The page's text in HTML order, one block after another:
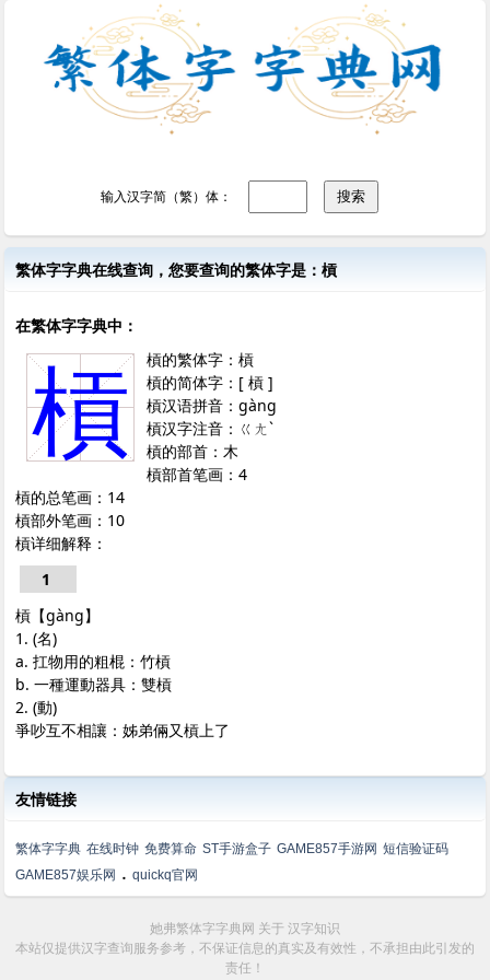
输入汉字简（繁）体：
繁体字字典在线查询，您要查询的繁体字是：槓
在繁体字字典中：
槓
槓的繁体字：槓
槓的简体字：[ 槓 ]
槓汉语拼音：gàng
槓汉字注音：ㄍㄤˋ
槓的部首：木
槓部首笔画：4
槓的总笔画：14
槓部外笔画：10
槓详细解释：
1
槓【gàng】
1. (名)
a. 扛物用的粗棍：竹槓
b. 一種運動器具：雙槓
2. (動)
爭吵互不相讓：姊弟倆又槓上了
友情链接
繁体字字典 在线时钟 免费算命 ST手游盒子 GAME857手游网 短信验证码
GAME857娱乐网 .quickq官网
她弗繁体字字典网 关于 汉字知识
本站仅提供汉字查询服务参考，不保证信息的真实及有效性，不承担由此引发的
责任！